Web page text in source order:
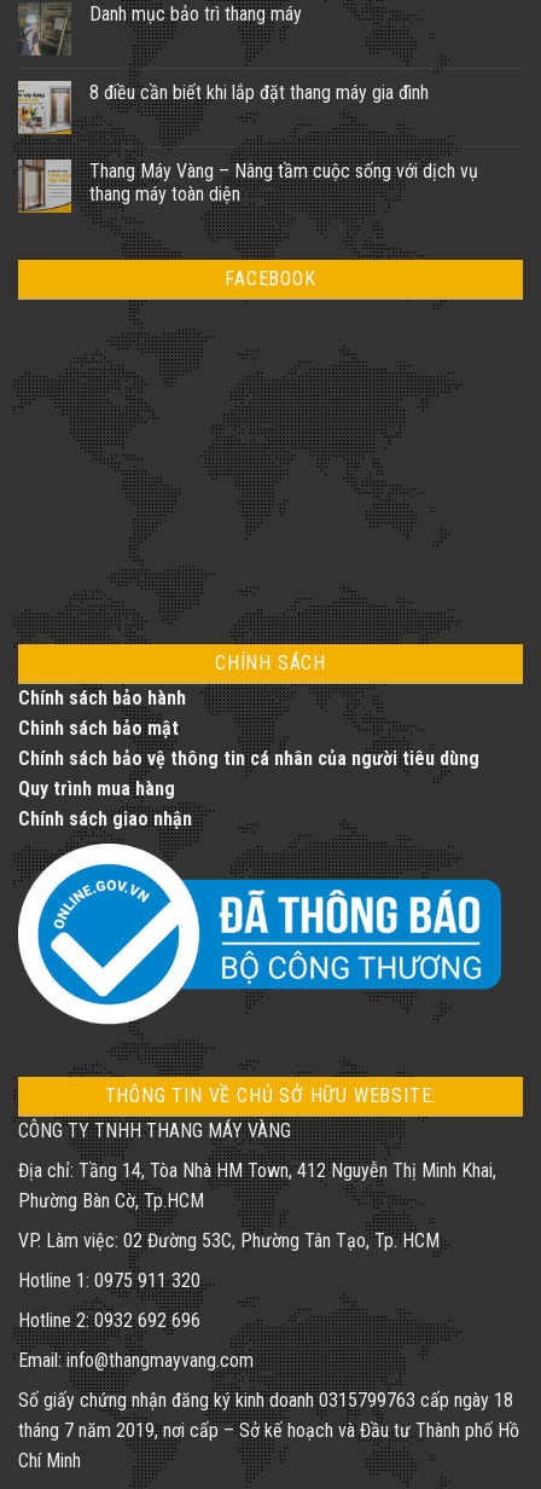
bình
thang
máy
gia
đình
–
Quy
trình
thực
hiện
chuẩn
thuật
Danh mục bảo trì thang máy
luận
ở
Danh
mục
bảo
trì
thang
máy
8 điều cần biết khi lắp đặt thang máy gia đình
Không
có
bình
luận
ở
8
điều
cần
khi
thang
đình
Thang Máy Vàng – Nâng tầm cuộc sống với dịch vụ
thang máy toàn diện
Không
Thang
Nâng
tầm
cuộc
sống
với
dịch
vụ
thang
FACEBOOK
CHÍNH SÁCH
Chính sách bảo hành
Chinh sách bảo mật
Chính sách bảo vệ thông tin cá nhân của người tiêu dùng
Quy trình mua hàng
Chính sách giao nhận
THÔNG TIN VỀ CHỦ SỞ HỮU WEBSITE:
CÔNG TY TNHH THANG MÁY VÀNG
Địa chỉ: Tầng 14, Tòa Nhà HM Town, 412 Nguyễn Thị Minh Khai,
Phường Bàn Cờ, Tp.HCM
VP. Làm việc: 02 Đường 53C, Phường Tân Tạo, Tp. HCM
Hotline 1: 0975 911 320
Hotline 2: 0932 692 696
Email: info@thangmayvang.com
Số giấy chứng nhận đăng ký kinh doanh0315799763 cấp ngày 18
tháng 7 năm 2019, nơi cấp – Sở kế hoạch và Đầu tư Thành phố Hồ
Chí Minh